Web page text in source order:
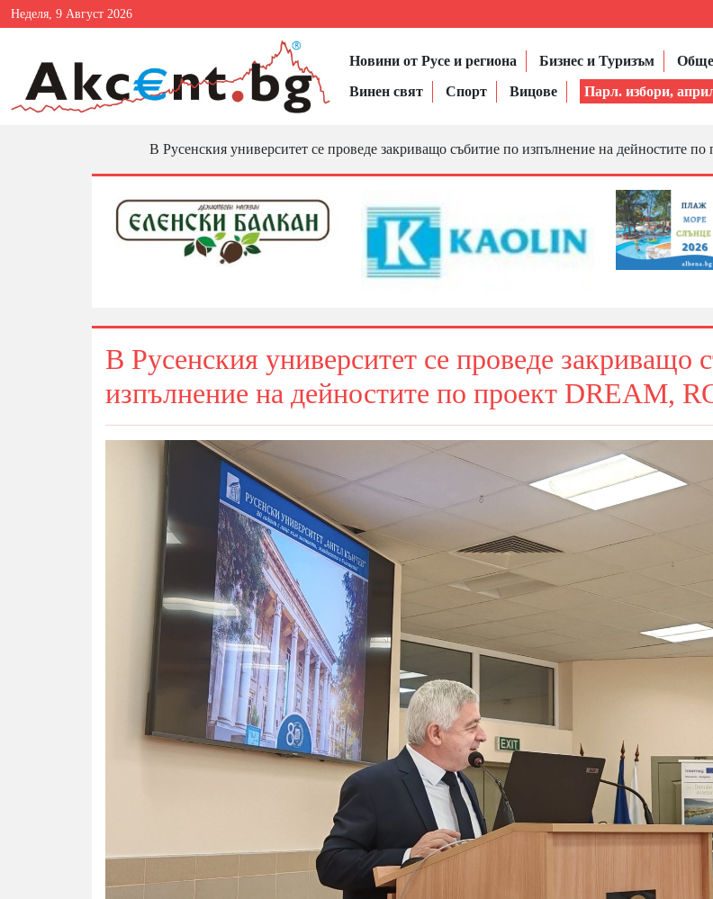
Неделя, 9 Август 2026
Новини от Русе и региона Бизнес и Туризъм
Винен свят
Спорт Вицове Парл. избори,
В Русенския университет се проведе закриващо събитие по изпълнение на дейностите
В Русенския университет се проведе закриващо
изпълнение на дейностите по проект DREAM,